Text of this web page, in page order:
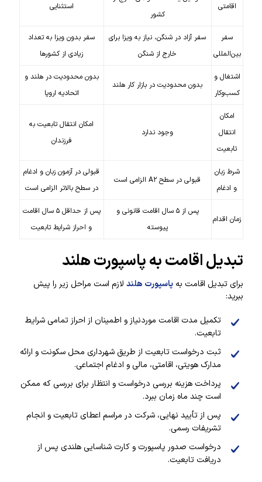
اقامتی
کشور
استثنایی
سفر
بین‌المللی
سفر آزاد در شنگن، نیاز به ویزا برای
خارج از شنگن
سفر بدون ویزا به تعداد
زیادی از کشورها
اشتغال و
کسب‌وکار
بدون محدودیت در بازار کار هلند
بدون محدودیت در هلند و
اتحادیه اروپا
امکان
انتقال
تابعیت
وجود ندارد
امکان انتقال تابعیت به
فرزندان
شرط زبان
و ادغام
قبولی در سطح A۲ الزامی است
قبولی در آزمون زبان و ادغام
در سطح بالاتر الزامی است
زمان اقدام
پس از ۵ سال اقامت قانونی و
پیوسته
پس از حداقل ۵ سال اقامت
و احراز شرایط تابعیت
تبدیل اقامت به پاسپورت هلند
برای تبدیل اقامت بهپاسپورت هلند لازم است مراحل زیر را پیش
ببرید:
تکمیل مدت اقامت موردنیاز و اطمینان از احراز تمامی شرایط
تابعیت.
ثبت درخواست تابعیت از طریق شهرداری محل سکونت و ارائه
مدارک هویتی، اقامتی، مالی و ادغام اجتماعی.
پرداخت هزینه بررسی درخواست و انتظار برای بررسی که ممکن
است چند ماه زمان ببرد.
پس از تأیید نهایی، شرکت در مراسم اعطای تابعیت و انجام
تشریفات رسمی.
درخواست صدور پاسپورت و کارت شناسایی هلندی پس از
دریافت تابعیت.